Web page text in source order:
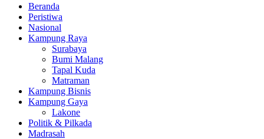
Beranda
Peristiwa
Nasional
Kampung Raya
Surabaya
Bumi Malang
Tapal Kuda
Matraman
Kampung Bisnis
Kampung Gaya
Lakone
Politik & Pilkada
Madrasah